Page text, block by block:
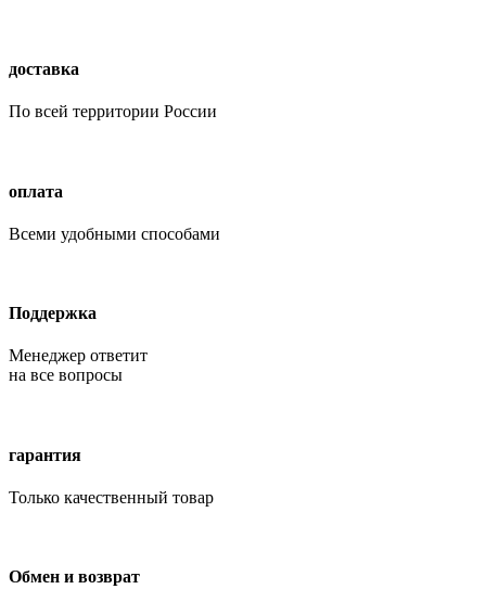
доставка
По всей территории России
оплата
Всеми удобными способами
Поддержка
Менеджер ответит
на все вопросы
гарантия
Только качественный товар
Обмен и возврат